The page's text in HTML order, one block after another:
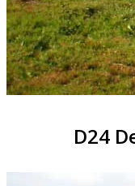
D24